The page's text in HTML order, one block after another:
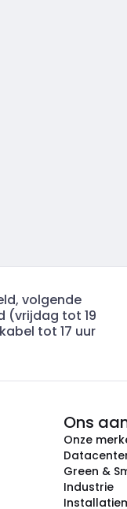
volgende
(vrijdag tot 19
tot 17 uur
Ons
Onze
Green &
Industrie